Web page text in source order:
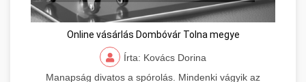
Online vásárlás Dombóvár Tolna megye
Írta: Kovács Dorina
Manapság divatos a spórolás. Mindenki vágyik az